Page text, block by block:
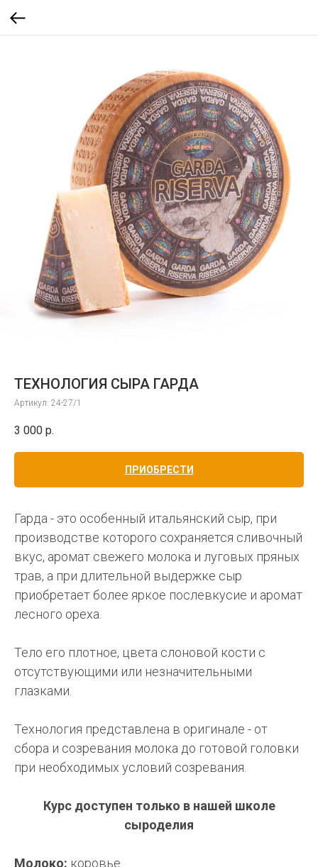
ТЕХНОЛОГИЯ СЫРА ГАРДА
Артикул: 24-27/1
3 000 р.
ПРИОБРЕСТИ
Гарда - это особенный итальянский сыр, при
производстве которого сохраняется сливочный
вкус, аромат свежего молока и луговых пряных
трав, а при длительной выдержке сыр
приобретает более яркое послевкусие и аромат
лесного ореха.
Тело его плотное, цвета слоновой кости с
отсутствующими или незначительными
глазками.
Технология представлена в оригинале - от
сбора и созревания молока до готовой головки
при необходимых условий созревания.
Курс доступен только в нашей школе
сыроделия
Молоко: коровье